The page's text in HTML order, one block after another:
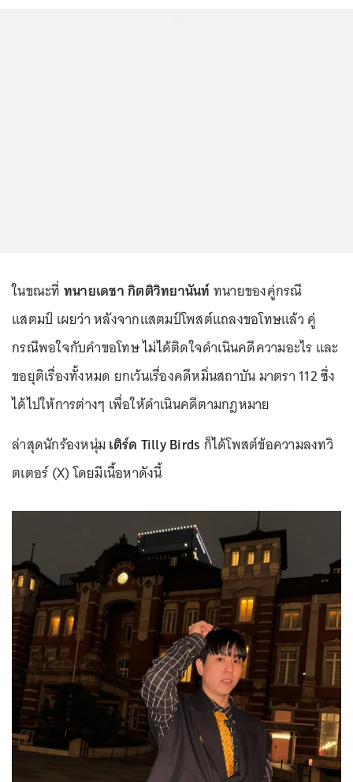
ในขณะที่ ทนายเดชา กิตติวิทยานันท์ทนายของคู่กรณี
แสตมป์ เผยว่า หลังจากแสตมป์โพสต์แถลงขอโทษแล้ว คู่
กรณีพอใจกับคำขอโทษ ไม่ได้ติดใจดำเนินคดีความอะไร และ
ขอยุติเรื่องทั้งหมด ยกเว้นเรื่องคดีหมิ่นสถาบัน มาตรา 112 ซึ่ง
ได้ไปให้การต่างๆ เพื่อให้ดำเนินคดีตามกฎหมาย
ล่าสุดนักร้องหนุ่ม เติร์ด Tilly Birds ก็ได้โพสต์ข้อความลงทวิ
ตเตอร์ (X) โดยมีเนื้อหาดังนี้